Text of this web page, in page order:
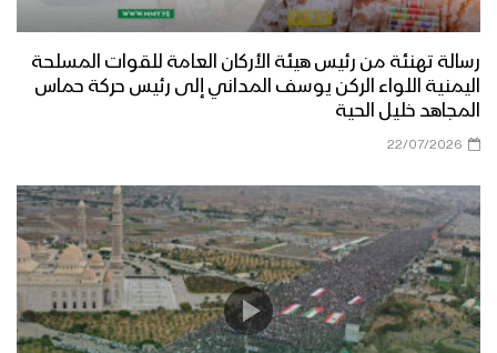
رسالة تهنئة من رئيس هيئة الأركان العامة للقوات المسلحة
اليمنية اللواء الركن يوسف المداني إلى رئيس حركة حماس
المجاهد خليل الحية
22/07/2026